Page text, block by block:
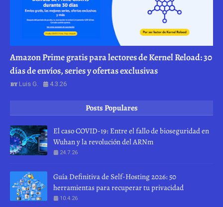
Amazon Prime gratis para lectores de Kernel Reload: 30
días de envíos, series y ofertas exclusivas
Luis G. 4.3.26
Posts Populares
El caso COVID-19: Entre el fallo de bioseguridad en
Wuhan y la revolución del ARNm
24.7.26
Guía Definitiva de Self-Hosting 2026: 50
herramientas para recuperar tu privacidad
10.4.26